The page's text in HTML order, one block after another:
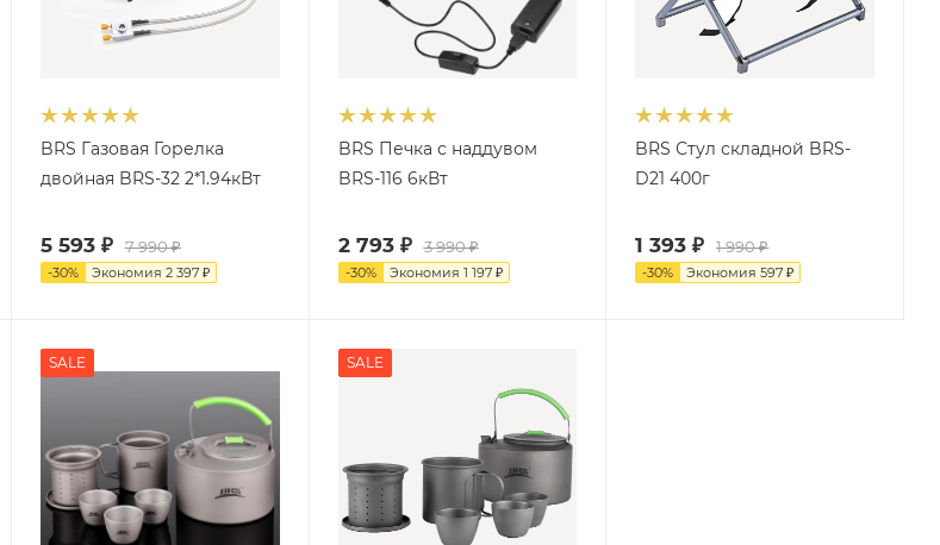
BRS Газовая Горелка
двойная BRS-32 2*1.94кВт
5 593₽ 7 990₽
-30% Экономия 2 397₽
BRS Печка с наддувом
BRS-116 6кВт
2 793₽ 3 990₽
-30% Экономия 1 197₽
BRS Стул складной BRS-
D21 400г
1 393 ₽ 1 990₽
-30% Экономия597 ₽
SALE SALE